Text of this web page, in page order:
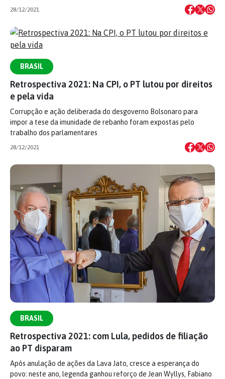
28/12/2021
BRASIL
Retrospectiva 2021: Na CPI, o PT lutou por direitos
e pela vida
Corrupção e ação deliberada do desgoverno Bolsonaro para
impor a tese da imunidade de rebanho foram expostas pelo
trabalho dos parlamentares
28/12/2021
BRASIL
Retrospectiva 2021: com Lula, pedidos de filiação
ao PT disparam
Após anulação de ações da Lava Jato, cresce a esperança do
povo: neste ano, legenda ganhou reforço de Jean Wyllys, Fabiano